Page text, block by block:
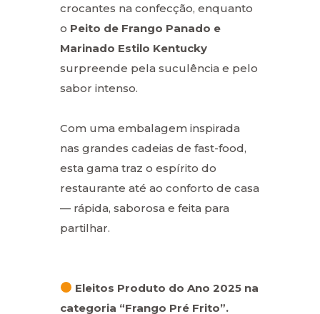
crocantes na confecção, enquanto
o Peito de Frango Panado e
Marinado Estilo Kentucky
surpreende pela suculência e pelo
sabor intenso.
Com uma embalagem inspirada
nas grandes cadeias de fast-food,
esta gama traz o espírito do
restaurante até ao conforto de casa
— rápida, saborosa e feita para
partilhar.
Eleitos Produto do Ano 2025 na
categoria “Frango Pré Frito”.